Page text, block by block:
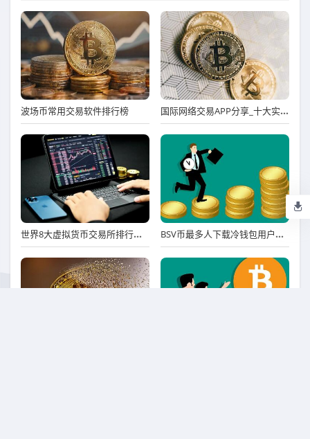
波场币常用交易软件排行榜 国际网络交易APP分享_十大实用靠谱国际网络交易APP市场占有率排名
世界8大虚拟货币交易所排行榜 八大虚拟货币交易平台排名 BSV币最多人下载冷钱包用户量排名 BSV币冷钱包名气最大iOS排行榜